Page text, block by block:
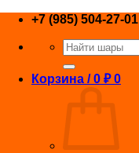
Skip
content
+7 (985) 504-27-01
Искать:
Корзина /0 ₽ 0